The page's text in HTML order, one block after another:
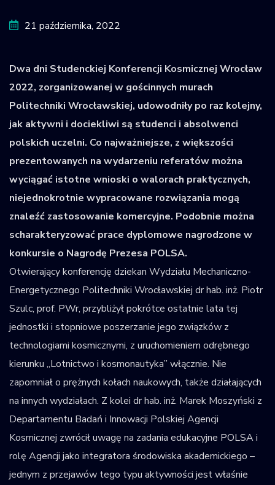
21 października, 2022
Dwa dni Studenckiej Konferencji Kosmicznej Wrocław
2022, zorganizowanej w gościnnych murach
Politechniki Wrocławskiej, udowodniły po raz kolejny,
jak aktywni i dociekliwi są studenci i absolwenci
polskich uczelni. Co najważniejsze, z większości
prezentowanych na wydarzeniu referatów można
wyciągać istotne wnioski o walorach praktycznych,
niejednokrotnie wypracowane rozwiązania mogą
znaleźć zastosowanie komercyjne. Podobnie można
scharakteryzować prace dyplomowe nagrodzone w
konkursie o Nagrodę Prezesa POLSA.
Otwierający konferencję dziekan Wydziału Mechaniczno-
Energetycznego Politechniki Wrocławskiej dr hab. inż. Piotr
Szulc, prof. PWr, przybliżył pokrótce ostatnie lata tej
jednostki i stopniowe poszerzanie jego związków z
technologiami kosmicznymi, z uruchomieniem odrębnego
kierunku „Lotnictwo i kosmonautyka” włącznie. Nie
zapomniał o prężnych kołach naukowych, także działających
na innych wydziałach. Z kolei dr hab. inż. Marek Moszyński z
Departamentu Badań i Innowacji Polskiej Agencji
Kosmicznej zwrócił uwagę na zadania edukacyjne POLSA i
rolę Agencji jako integratora środowiska akademickiego –
jednym z przejawów tego typu aktywności jest właśnie